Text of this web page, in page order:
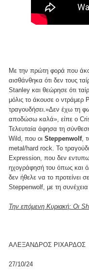
Με την πρώτη φορά που
αισθάνθηκα ότι δεν τους
Stanley και θεώρησε ότι
μόλις το άκουσε ο ντράμερ
τραγουδήσει.»Δεν έχω τη
αποδώσω καλά», είπε ο
Τελευταία άφησα τη
Wild, που οι Steppenwolf,
metal/hard rock. To
Expression, που δεν
ηχογράφησή του όπως και
δεν ήθελε να το προτείνει
Steppenwolf, με τη
Την επόμενη Κυριακή: Οι
ΑΛΕΞΑΝΔΡΟΣ ΡΙΧΑΡΔΟΣ
27/10/24